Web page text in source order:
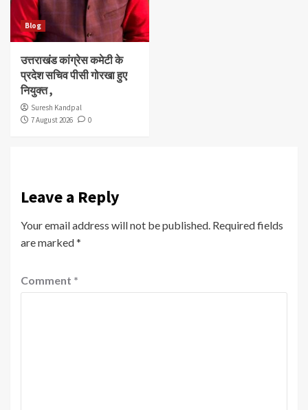
Blog
उत्तराखंड कांग्रेस कमेटी के
प्रदेश सचिव पीसी गोरखा हुए
नियुक्त ,
Suresh Kandpal
7 August 2026
0
Leave a Reply
Your email address will not be published. Required fields
are marked*
Comment *